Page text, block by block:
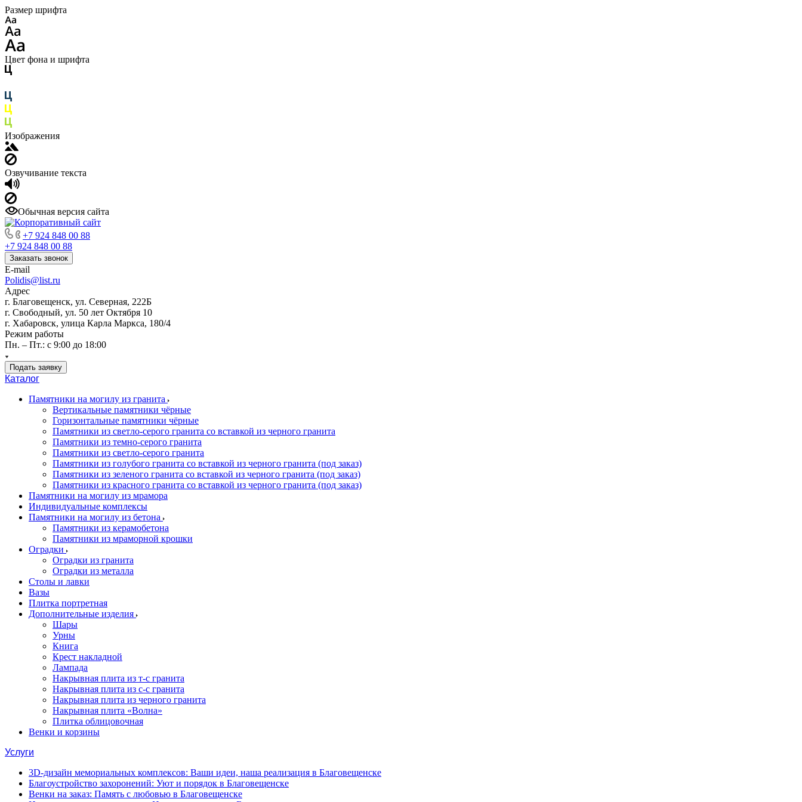
Размер шрифта
Цвет фона и шрифта
Изображения
Озвучивание текста
Обычная версия сайта
+7 924 848 00 88
+7 924 848 00 88
Заказать звонок
E-mail
Polidis@list.ru
Адрес
г. Благовещенск, ул. Северная, 222Б
г. Свободный, ул. 50 лет Октября 10
г. Хабаровск, улица Карла Маркса, 180/4
Режим работы
Пн. – Пт.: с 9:00 до 18:00
Подать заявку
Каталог
Памятники на могилу из гранита
Вертикальные памятники чёрные
Горизонтальные памятники чёрные
Памятники из светло-серого гранита со вставкой из черного гранита
Памятники из темно-серого гранита
Памятники из светло-серого гранита
Памятники из голубого гранита со вставкой из черного гранита (под заказ)
Памятники из зеленого гранита со вставкой из черного гранита (под заказ)
Памятники из красного гранита со вставкой из черного гранита (под заказ)
Памятники на могилу из мрамора
Индивидуальные комплексы
Памятники на могилу из бетона
Памятники из керамобетона
Памятники из мраморной крошки
Оградки
Оградки из гранита
Оградки из металла
Столы и лавки
Вазы
Плитка портретная
Дополнительные изделия
Шары
Урны
Книга
Крест накладной
Лампада
Накрывная плита из т-с гранита
Накрывная плита из с-с гранита
Накрывная плита из черного гранита
Накрывная плита «Волна»
Плитка облицовочная
Венки и корзины
Услуги
3D-дизайн мемориальных комплексов: Ваши идеи, наша реализация в Благовещенске
Благоустройство захоронений: Уют и порядок в Благовещенске
Венки на заказ: Память с любовью в Благовещенске